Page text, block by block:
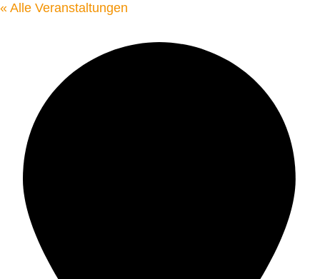
« Alle Veranstaltungen